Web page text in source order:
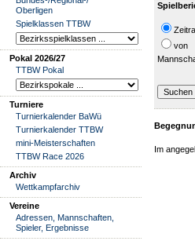
Oberligen
Spielklassen TTBW
Pokal 2026/27
TTBW Pokal
Turniere
Turnierkalender BaWü
Turnierkalender TTBW
mini-Meisterschaften
TTBW Race 2026
Archiv
Wettkampfarchiv
Vereine
Adressen, Mannschaften,
Spieler, Ergebnisse
von
Im